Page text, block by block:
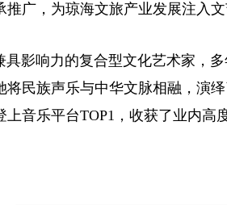
广，为琼海文旅产业发展注入文
响力的复合型文化艺术家，多
将民族声乐与中华文脉相融，演
音乐平台TOP1，收获了业内高